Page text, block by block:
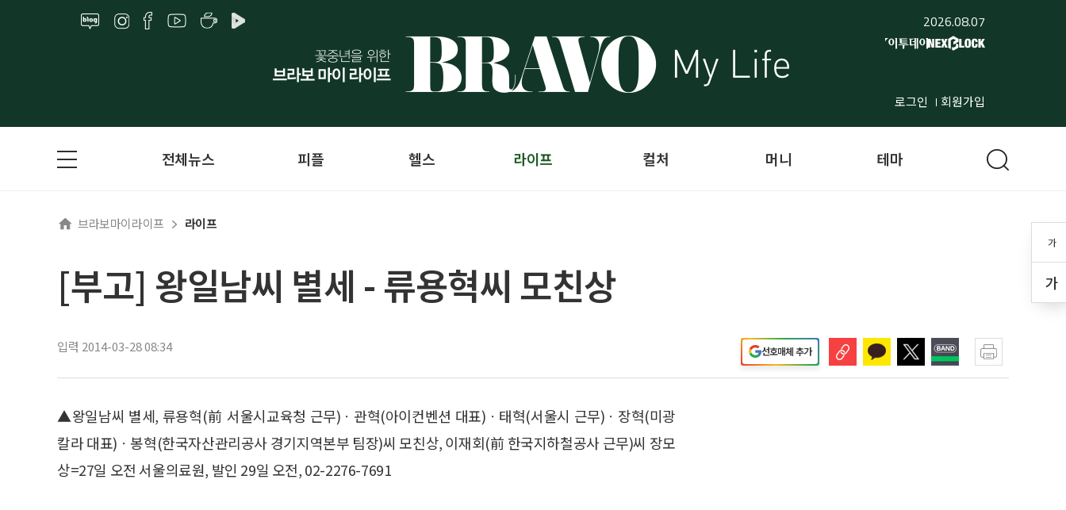
2026.08.07
로그인 회원가입
가
가
전체뉴스 피플 헬스 라이프 컬처 머니 테마
브라보마이라이프 라이프
[부고] 왕일남씨 별세 - 류용혁씨 모친상
입력 2014-03-28 08:34 선호매체 추가
▲왕일남씨 별세, 류용혁(前 서울시교육청 근무)ㆍ관혁(아이컨벤션 대표)ㆍ태혁(서울시 근무)ㆍ장혁(미광
칼라 대표)ㆍ봉혁(한국자산관리공사 경기지역본부 팀장)씨 모친상, 이재회(前 한국지하철공사 근무)씨 장모
상=27일 오전 서울의료원, 발인 29일 오전, 02-2276-7691